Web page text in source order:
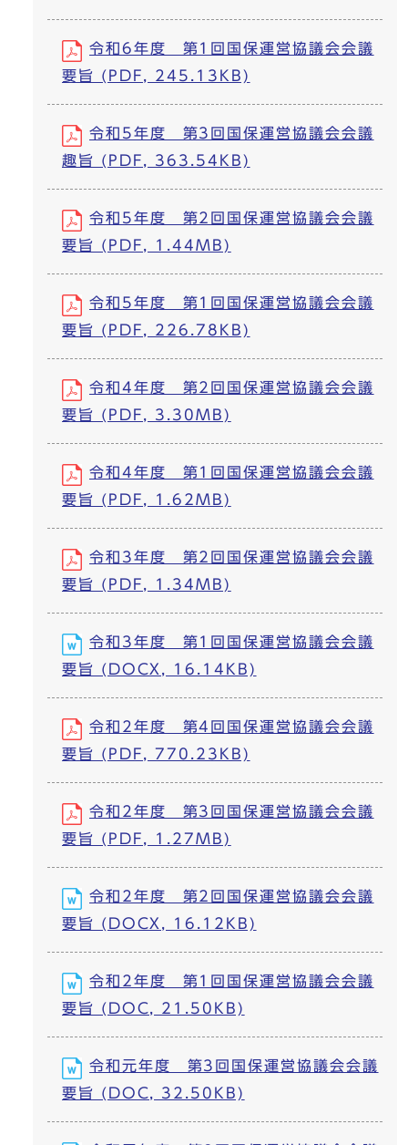
令和6年度 第1回国保運営協議会会議
要旨 (PDF, 245.13KB)
令和5年度 第3回国保運営協議会会議
趣旨 (PDF, 363.54KB)
令和5年度 第2回国保運営協議会会議
要旨 (PDF, 1.44MB)
令和5年度 第1回国保運営協議会会議
要旨 (PDF, 226.78KB)
令和4年度 第2回国保運営協議会会議
要旨 (PDF, 3.30MB)
令和4年度 第1回国保運営協議会会議
要旨 (PDF, 1.62MB)
令和3年度 第2回国保運営協議会会議
要旨 (PDF, 1.34MB)
令和3年度 第1回国保運営協議会会議
要旨 (DOCX, 16.14KB)
令和2年度 第4回国保運営協議会会議
要旨 (PDF, 770.23KB)
令和2年度 第3回国保運営協議会会議
要旨 (PDF, 1.27MB)
令和2年度 第2回国保運営協議会会議
要旨 (DOCX, 16.12KB)
令和2年度 第1回国保運営協議会会議
要旨 (DOC, 21.50KB)
令和元年度 第3回国保運営協議会会議
要旨 (DOC, 32.50KB)